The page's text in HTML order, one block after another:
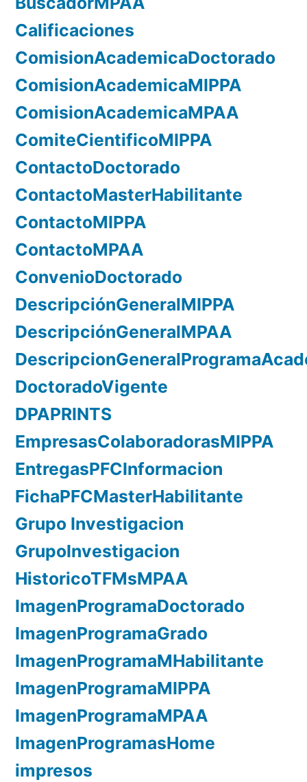
Calificaciones
ComisionAcademicaDoctorado
ComisionAcademicaMIPPA
ComisionAcademicaMPAA
ComiteCientificoMIPPA
ContactoDoctorado
ContactoMasterHabilitante
ContactoMIPPA
ContactoMPAA
ConvenioDoctorado
DescripciónGeneralMIPPA
DescripciónGeneralMPAA
DoctoradoVigente
DPAPRINTS
EmpresasColaboradorasMIPPA
EntregasPFCInformacion
FichaPFCMasterHabilitante
Grupo Investigacion
GrupoInvestigacion
HistoricoTFMsMPAA
ImagenProgramaDoctorado
ImagenProgramaGrado
ImagenProgramaMHabilitante
ImagenProgramaMIPPA
ImagenProgramaMPAA
ImagenProgramasHome
impresos